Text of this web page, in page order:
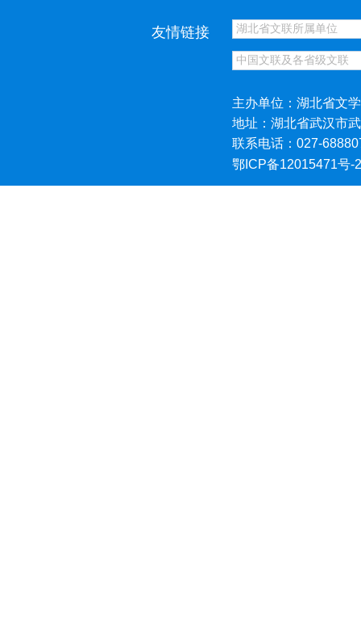
友情链接
主办单位：湖北省文
地址：湖北省武汉市
联系电话：027-
鄂ICP备12015471号-2